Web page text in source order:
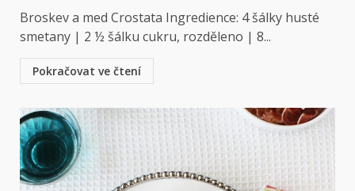
Broskev a med Crostata Ingredience: 4 šálky husté
smetany | 2 ½ šálku cukru, rozděleno | 8...
Pokračovat ve čtení